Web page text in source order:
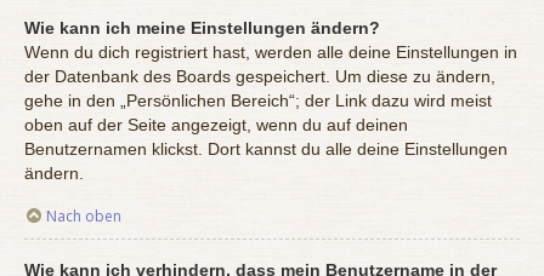
Wie kann ich meine Einstellungen ändern?
Wenn du dich registriert hast, werden alle deine Einstellungen in
der Datenbank des Boards gespeichert. Um diese zu ändern,
gehe in den „Persönlichen Bereich“; der Link dazu wird meist
oben auf der Seite angezeigt, wenn du auf deinen
Benutzernamen klickst. Dort kannst du alle deine Einstellungen
ändern.
Nach oben
Wie kann ich verhindern, dass mein Benutzername in der